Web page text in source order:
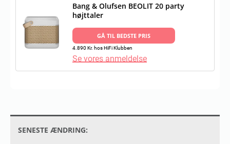
Bang & Olufsen BEOLIT 20 party
højttaler
GÅ TIL BEDSTE PRIS
4.890 Kr. hos HiFi Klubben
Se vores anmeldelse
SENESTE ÆNDRING: